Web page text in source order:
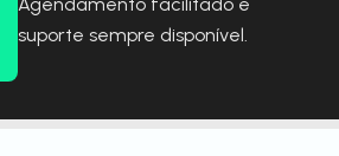
suporte sempre disponível.